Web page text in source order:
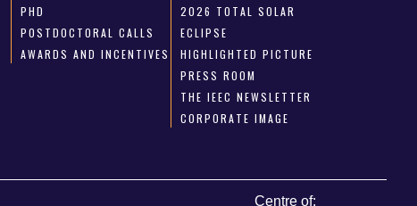
PHD
POSTDOCTORAL CALLS
AWARDS AND INCENTIVES
2026 TOTAL SOLAR
ECLIPSE
HIGHLIGHTED PICTURE
PRESS ROOM
THE IEEC NEWSLETTER
CORPORATE IMAGE
Centre of: